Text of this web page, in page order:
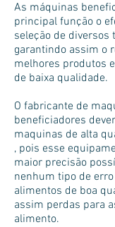
As máquinas
principal função o
seleção de
garantindo assim o
melhores produtos
de baixa qualidade.
O fabricante de
beneficiadores
maquinas de alta
, pois esse
maior precisão
nenhum tipo de
alimentos de boa
assim perdas para
alimento.